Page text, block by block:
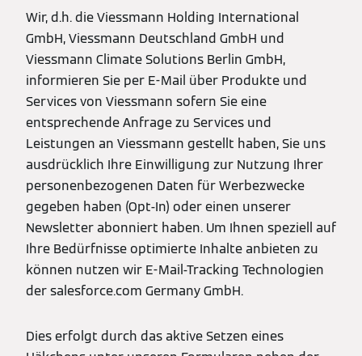
Wir, d.h. die Viessmann Holding International
GmbH, Viessmann Deutschland GmbH und
Viessmann Climate Solutions Berlin GmbH,
informieren Sie per E-Mail über Produkte und
Services von Viessmann sofern Sie eine
entsprechende Anfrage zu Services und
Leistungen an Viessmann gestellt haben, Sie uns
ausdrücklich Ihre Einwilligung zur Nutzung Ihrer
personenbezogenen Daten für Werbezwecke
gegeben haben (Opt-In) oder einen unserer
Newsletter abonniert haben. Um Ihnen speziell auf
Ihre Bedürfnisse optimierte Inhalte anbieten zu
können nutzen wir E-Mail-Tracking Technologien
der salesforce.com Germany GmbH.
Dies erfolgt durch das aktive Setzen eines